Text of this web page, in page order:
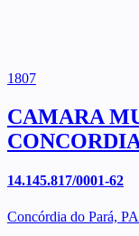
1807
CAMARA
14.145.817/0001-62
Concórdia do Pará, PA